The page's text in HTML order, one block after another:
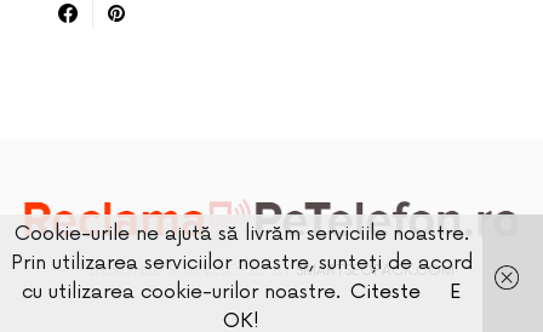
DESIGNED & DEVELOPED BY SMARTSEOPACK.COM
Cookie-urile ne ajută să livrăm serviciile noastre.
Prin utilizarea serviciilor noastre, sunteți de acord
cu utilizarea cookie-urilor noastre. Citeste
E
OK!